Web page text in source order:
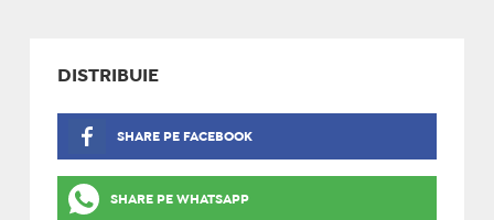
DISTRIBUIE
SHARE PE FACEBOOK
SHARE PE WHATSAPP